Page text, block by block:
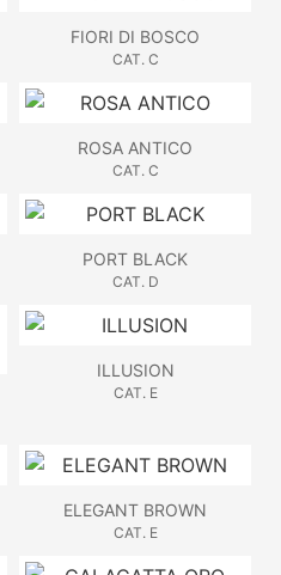
FIORI DI BOSCO
CAT. C
ROSA ANTICO
CAT. C
PORT BLACK
CAT. D
ILLUSION
CAT. E
ELEGANT BROWN
CAT. E